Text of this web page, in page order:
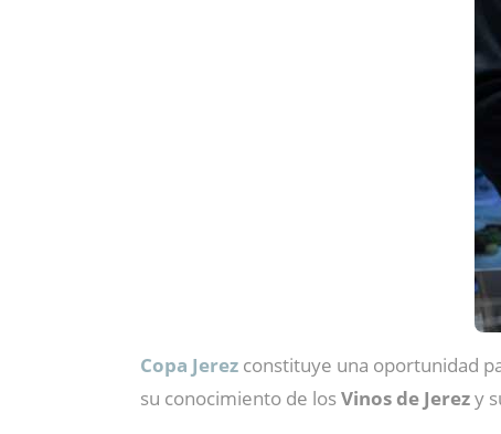
Copa Jerez constituye una oportunidad
su conocimiento de losVinos de Jerezy